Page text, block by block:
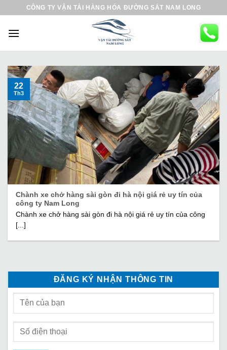
CÔNG TY VẬN TẢI HÀNG HÓA ĐƯỜNG SẮT NAM LONG
Chành xe chở hàng sài gòn đi hà nội giá rẻ uy tín của
công ty Nam Long
Chành xe chở hàng sài gòn đi hà nội giá rẻ uy tín của công
[...]
22
Th3
ĐĂNG KÝ NHẬN THÔNG TIN